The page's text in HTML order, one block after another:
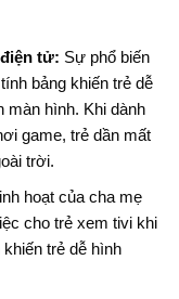
tử: Sự phổ biến
bảng khiến trẻ dễ
màn hình. Khi dành
game, trẻ dần mất
trời.
hoạt của cha mẹ
cho trẻ xem tivi khi
trẻ dễ hình